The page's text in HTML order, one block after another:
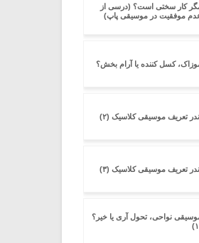
کار سختی است؟ (درسی از
موفقیت در موسیقی پاپ)
کسل کننده یا آرام بخش؟
تعریف موسیقی کلاسیک (۲)
تعریف موسیقی کلاسیک (۳)
نواحی، تحول آری یا خیر؟